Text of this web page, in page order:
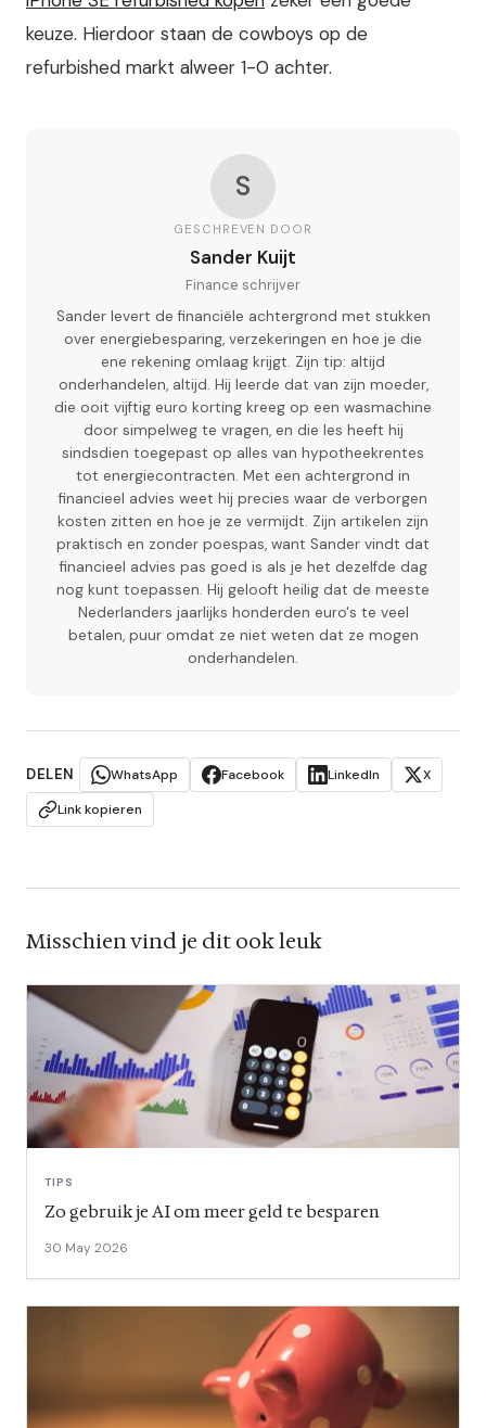
keuze. Hierdoor staan de cowboys op de
refurbished markt alweer 1-0 achter.
S
GESCHREVEN DOOR
Sander Kuijt
Finance schrijver
Sander levert de financiële achtergrond met stukken
over energiebesparing, verzekeringen en hoe je die
ene rekening omlaag krijgt. Zijn tip: altijd
onderhandelen, altijd. Hij leerde dat van zijn moeder,
die ooit vijftig euro korting kreeg op een wasmachine
door simpelweg te vragen, en die les heeft hij
sindsdien toegepast op alles van hypotheekrentes
tot energiecontracten. Met een achtergrond in
financieel advies weet hij precies waar de verborgen
kosten zitten en hoe je ze vermijdt. Zijn artikelen zijn
praktisch en zonder poespas, want Sander vindt dat
financieel advies pas goed is als je het dezelfde dag
nog kunt toepassen. Hij gelooft heilig dat de meeste
Nederlanders jaarlijks honderden euro's te veel
betalen, puur omdat ze niet weten dat ze mogen
onderhandelen.
DELEN WhatsApp Facebook LinkedIn
X
Link kopieren
Misschien vind je dit ook leuk
TIPS
Zo gebruik je AI om meer geld te besparen
30 May 2026